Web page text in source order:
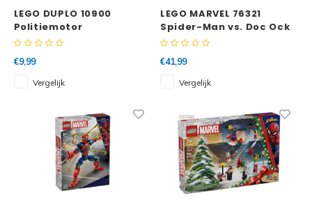
LEGO DUPLO 10900
Politiemotor
€9,99
Vergelijk
LEGO MARVEL 76321
Spider-Man vs. Doc Ock
metroscène
€41,99
Vergelijk